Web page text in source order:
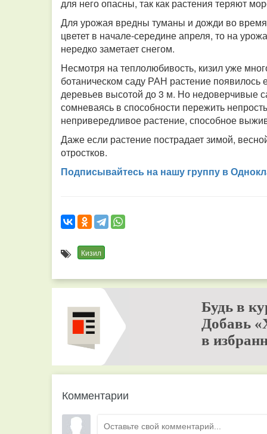
для него опасны, так как растения теряют
Для урожая вредны туманы и дожди во время
цветет в начале-середине апреля, то на
нередко заметает снегом.
Несмотря на теплолюбивость, кизил уже
ботаническом саду РАН растение
деревьев высотой до 3 м. Но недоверчивые
сомневаясь в способности пережить
непривередливое растение, способное
Даже если растение пострадает зимой,
отростков.
Подписывайтесь на нашу группу в
Кизил
Будь в
Добавь
в
Комментарии